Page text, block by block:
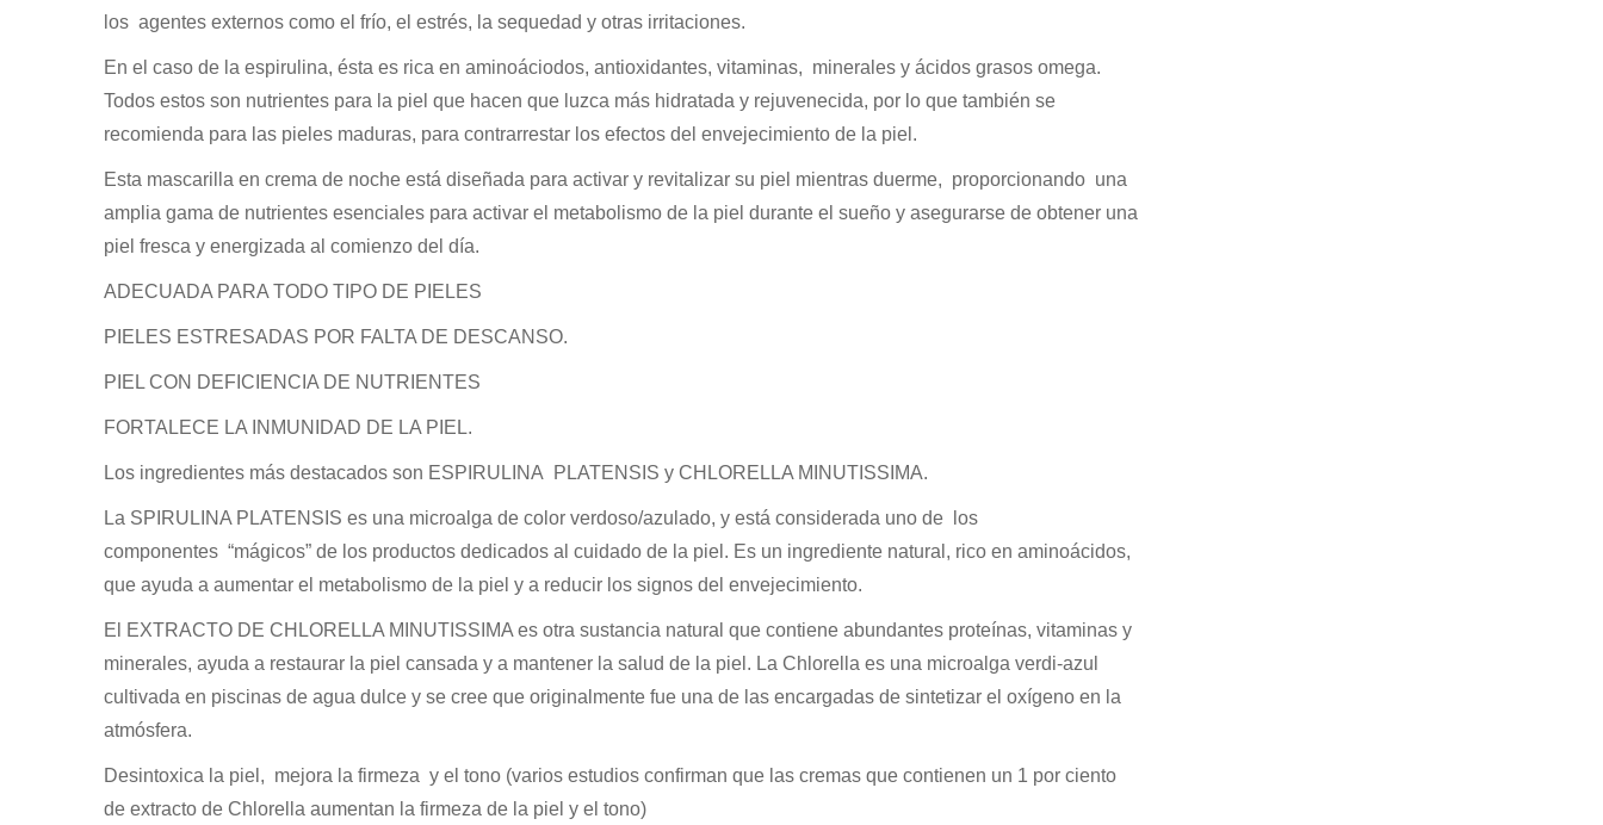
los agentes externos como el frío, el estrés, la sequedad y otras irritaciones.
En el caso de la espirulina, ésta es rica en aminoáciodos, antioxidantes, vitaminas, minerales y ácidos grasos omega.
Todos estos son nutrientes para la piel que hacen que luzca más hidratada y rejuvenecida, por lo que también se
recomienda para las pieles maduras, para contrarrestar los efectos del envejecimiento de la piel.
Esta mascarilla en crema de noche está diseñada para activar y revitalizar su piel mientras duerme, proporcionando una
amplia gama de nutrientes esenciales para activar el metabolismo de la piel durante el sueño y asegurarse de obtener una
piel fresca y energizada al comienzo del día.
ADECUADA PARA TODO TIPO DE PIELES
PIELES ESTRESADAS POR FALTA DE DESCANSO.
PIEL CON DEFICIENCIA DE NUTRIENTES
FORTALECE LA INMUNIDAD DE LA PIEL.
Los ingredientes más destacados son ESPIRULINA PLATENSIS y CHLORELLA MINUTISSIMA.
La SPIRULINA PLATENSIS es una microalga de color verdoso/azulado, y está considerada uno de los
componentes “mágicos” de los productos dedicados al cuidado de la piel. Es un ingrediente natural, rico en aminoácidos,
que ayuda a aumentar el metabolismo de la piel y a reducir los signos del envejecimiento.
El EXTRACTO DE CHLORELLA MINUTISSIMA es otra sustancia natural que contiene abundantes proteínas, vitaminas y
minerales, ayuda a restaurar la piel cansada y a mantener la salud de la piel. La Chlorella es una microalga verdi-azul
cultivada en piscinas de agua dulce y se cree que originalmente fue una de las encargadas de sintetizar el oxígeno en la
atmósfera.
Desintoxica la piel, mejora la firmeza y el tono (varios estudios confirman que las cremas que contienen un 1 por ciento
de extracto de Chlorella aumentan la firmeza de la piel y el tono)